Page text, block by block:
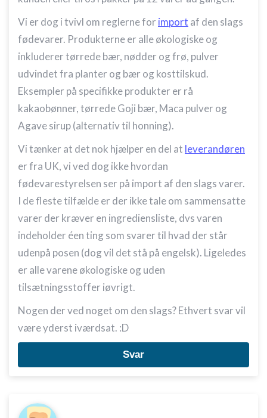
Vi er dog i tvivl om reglerne for import af den slags
fødevarer. Produkterne er alle økologiske og
inkluderer tørrede bær, nødder og frø, pulver
udvindet fra planter og bær og kosttilskud.
Eksempler på specifikke produkter er rå
kakaobønner, tørrede Goji bær, Maca pulver og
Agave sirup (alternativ til honning).
Vi tænker at det nok hjælper en del at leverandøren
er fra UK, vi ved dog ikke hvordan
fødevarestyrelsen ser på import af den slags varer.
I de fleste tilfælde er der ikke tale om sammensatte
varer der kræver en ingrediensliste, dvs varen
indeholder éen ting som svarer til hvad der står
udenpå posen (dog vil det stå på engelsk). Ligeledes
er alle varene økologiske og uden
tilsætningsstoffer iøvrigt.
Nogen der ved noget om den slags? Ethvert svar vil
være yderst iværdsat. :D
Svar